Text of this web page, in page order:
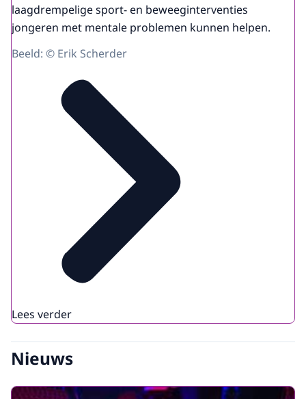
laagdrempelige sport- en beweeginterventies
jongeren met mentale problemen kunnen helpen.
Beeld: © Erik Scherder
Lees verder
Nieuws